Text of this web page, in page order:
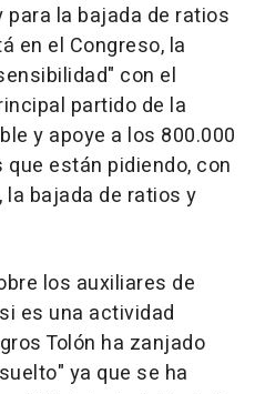
para la bajada de ratios
en el Congreso, la
con el
partido de la
y apoye a los 800.000
están pidiendo, con
bajada de ratios y
los auxiliares de
es una actividad
Tolón ha zanjado
ya que se ha